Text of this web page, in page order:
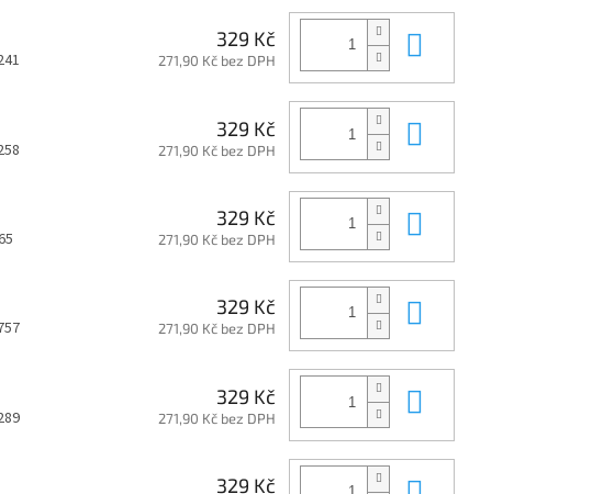
329 Kč
271,90 Kč bez DPH
329 Kč
271,90 Kč bez DPH
329 Kč
271,90 Kč bez DPH
329 Kč
271,90 Kč bez DPH
329 Kč
271,90 Kč bez DPH
329 Kč